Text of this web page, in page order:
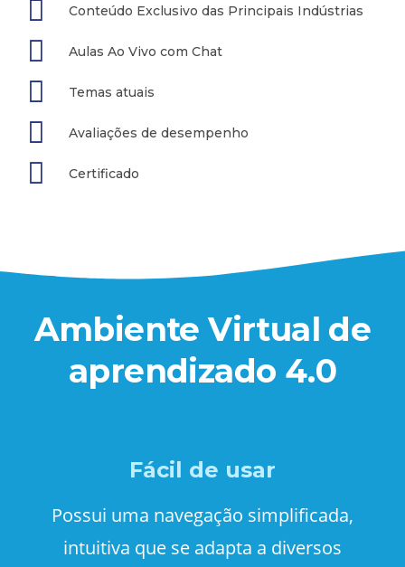
Conteúdo Exclusivo das Principais Indústrias
Aulas Ao Vivo com Chat
Temas atuais
Avaliações de desempenho
Certificado
Ambiente Virtual de
aprendizado 4.0
Fácil de usar
Possui uma navegação simplificada,
intuitiva que se adapta a diversos